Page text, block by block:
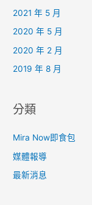
2021 年 5 月
2020 年 5 月
2020 年 2 月
2019 年 8 月
分類
Mira Now即食包
媒體報導
最新消息